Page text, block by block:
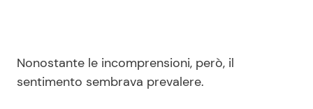
Nonostante le incomprensioni, però, il
sentimento sembrava prevalere.